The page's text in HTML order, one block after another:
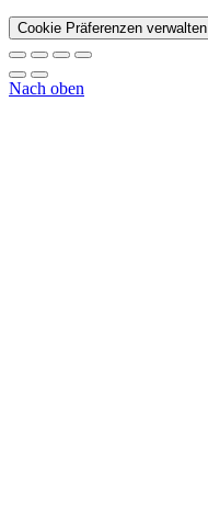
Cookie Präferenzen verwalten
Nach oben